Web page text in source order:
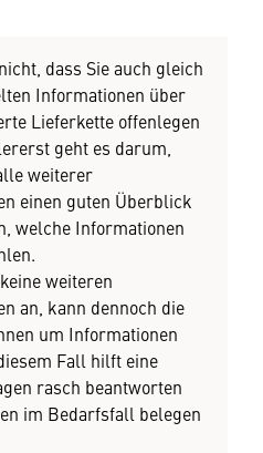
dass Sie auch gleich
Informationen über
Lieferkette offenlegen
geht es darum,
weiterer
einen guten Überblick
welche Informationen
weiteren
an, kann dennoch die
um Informationen
Fall hilft eine
rasch beantworten
im Bedarfsfall belegen